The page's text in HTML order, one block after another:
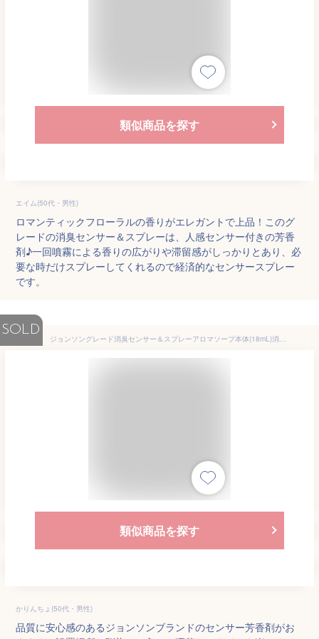
類似商品を探す
エイム(50代・男性)
ロマンティックフローラルの香りがエレガントで上品！このグ
レードの消臭センサー＆スプレーは、人感センサー付きの芳香
剤♪一回噴霧による香りの広がりや滞留感がしっかりとあり、必
要な時だけスプレーしてくれるので経済的なセンサースプレー
です。
SOLD
ジョンソングレード消臭センサー＆スプレーアロマソープ本体(18mL)消臭芳香剤 半円筒形
類似商品を探す
かりんちょ(50代・男性)
品質に安心感のあるジョンソンブランドのセンサー芳香剤がお